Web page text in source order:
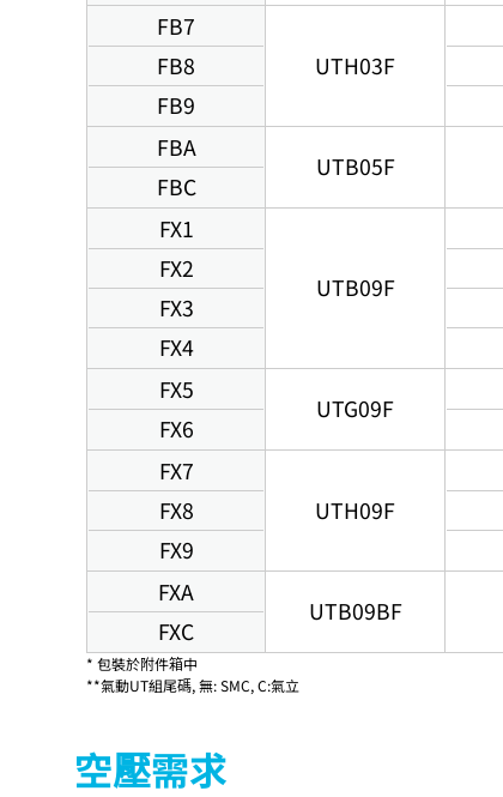
FB7
FB8
FB9
UTH03F
FBA
FBC
UTB05F
FX1
FX2
FX3
FX4
UTB09F
FX5
FX6
UTG09F
FX7
FX8
FX9
UTH09F
FXA
FXC
UTB09BF
* 包裝於附件箱中
**氣動UT組尾碼, 無: SMC, C:氣立
空壓需求